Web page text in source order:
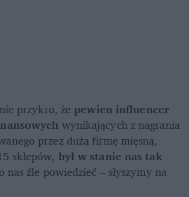
przykro, że pewien influencer
wynikających z nagrania
przez dużą firmę mięsną,
sklepów, był w stanie nas tak
nas źle powiedzieć – słyszymy na